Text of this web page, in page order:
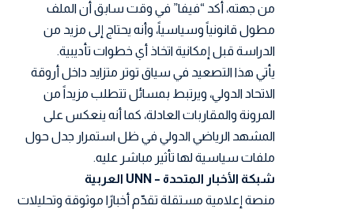
من جهته، أكد “فيفا” في وقت سابق أن الملف
مطول قانونياً وسياسياً، وأنه يحتاج إلى مزيد من
الدراسة قبل إمكانية اتخاذ أي خطوات تأديبية.
يأتي هذا التصعيد في سياق توتر متزايد داخل أروقة
الاتحاد الدولي، ويرتبط بمسائل تتطلب مزيداً من
المرونة والمقاربات العادلة، كما أنه ينعكس على
المشهد الرياضي الدولي في ظل استمرار جدل حول
ملفات سياسية لها تأثير مباشر عليه.
شبكة الأخبار المتحدة – UNN العربية
منصة إعلامية مستقلة تقدّم أخبارًا موثوقة وتحليلات